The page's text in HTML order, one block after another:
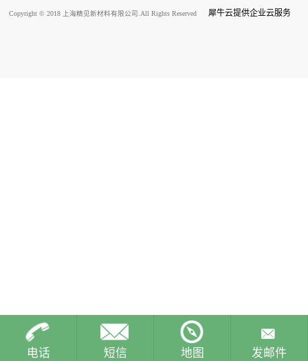
Copyright © 2018 上海精见新材料有限公司.All Rights Reserved 犀牛云提供企业云服务
电话 短信 地图 发邮件